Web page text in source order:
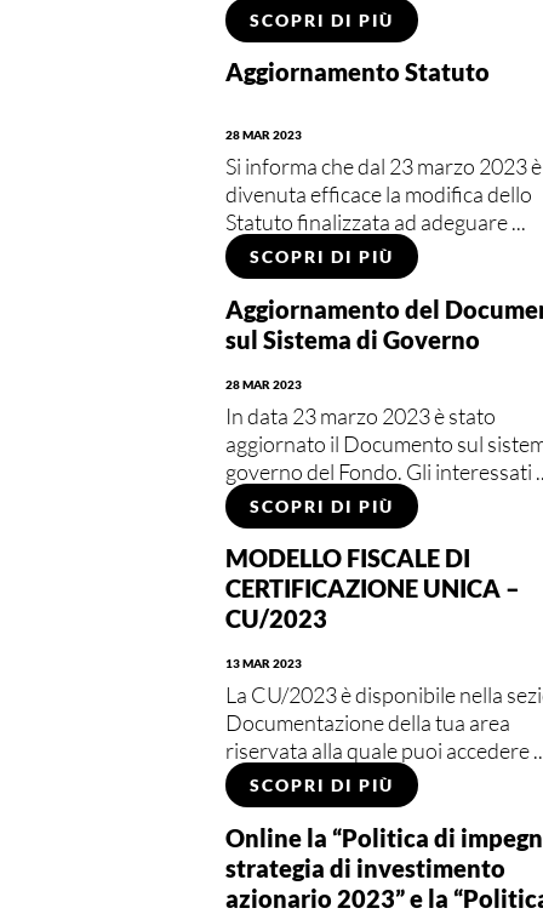
SCOPRI DI PIÙ
Aggiornamento Statuto
28 MAR 2023
Si informa che dal 23 marzo 2023 è
divenuta efficace la modifica dello
Statuto finalizzata ad adeguare ...
SCOPRI DI PIÙ
Aggiornamento del
sul Sistema di Governo
28 MAR 2023
In data 23 marzo 2023 è stato
aggiornato il Documento sul
governo del Fondo. Gli interessati
SCOPRI DI PIÙ
MODELLO FISCALE DI
CERTIFICAZIONE UNICA –
CU/2023
13 MAR 2023
La CU/2023 è disponibile nella
Documentazione della tua area
riservata alla quale puoi accedere
SCOPRI DI PIÙ
Online la “Politica di
strategia di investimento
azionario 2023” e la